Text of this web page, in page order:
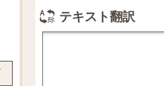
テキスト翻訳